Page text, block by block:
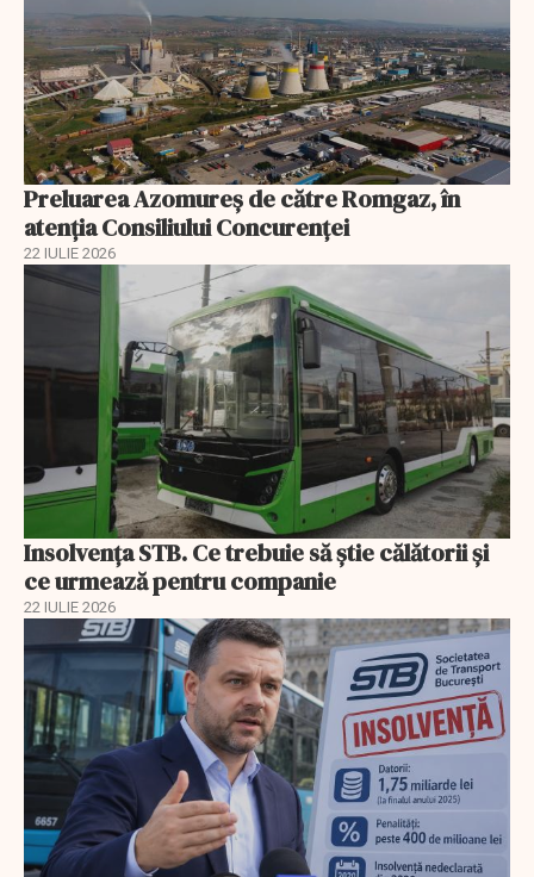
Preluarea Azomureş de către Romgaz, în
atenţia Consiliului Concurenţei
22 IULIE 2026
Insolvenţa STB. Ce trebuie să ştie călătorii şi
ce urmează pentru companie
22 IULIE 2026